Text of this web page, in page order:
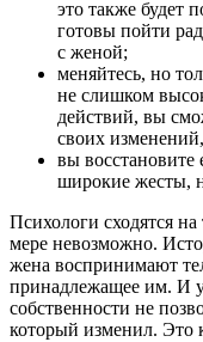
это также будет
готовы пойти
с женой;
меняйтесь, но
не слишком
действий, вы
своих
вы восстановите
широкие жесты,
Психологи сходятся
мере невозможно.
жена воспринимают
принадлежащее им. И
собственности не
который изменил. Это